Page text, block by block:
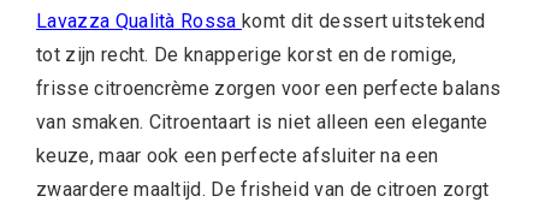
Lavazza Qualità Rossakomt dit dessert uitstekend
tot zijn recht. De knapperige korst en de romige,
frisse citroencrème zorgen voor een perfecte balans
van smaken. Citroentaart is niet alleen een elegante
keuze, maar ook een perfecte afsluiter na een
zwaardere maaltijd. De frisheid van de citroen zorgt